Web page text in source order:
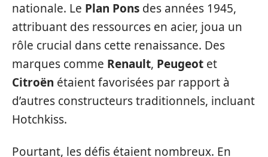
nationale. Le Plan Pons des années 1945,
attribuant des ressources en acier, joua un
rôle crucial dans cette renaissance. Des
marques comme Renault, Peugeot et
Citroën étaient favorisées par rapport à
d’autres constructeurs traditionnels, incluant
Hotchkiss.
Pourtant, les défis étaient nombreux. En